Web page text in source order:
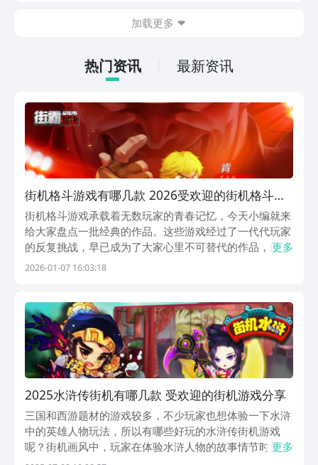
接就可以下载。游戏的上手门槛还是比较
打发无聊的时间，可玩性真的比较高。
加载更多
热门资讯 最新资讯
街机格斗游戏有哪几款 2026受欢迎的街机格斗游
戏下载
街机格斗游戏承载着无数玩家的青春记忆，今天小编就来
给大家盘点一批经典的作品。这些游戏经过了一代代玩家
的反复挑战，早已成为了大家心里不可替代的作品，以下
这5款作品都融入了对打的元素。大家可以在游戏中感受
情，...
更多
2026-01-07 16:03:18
2025水浒传街机有哪几款 受欢迎的街机游戏分享
三国和西游题材的游戏较多，不少玩家也想体验一下水浒
中的英雄人物玩法，所以有哪些好玩的水浒传街机游戏
呢？街机画风中，玩家在体验水浒人物的故事情节时更有
氛围感，在面对一些对打的操作时，玩家也可以拥有比较
更多